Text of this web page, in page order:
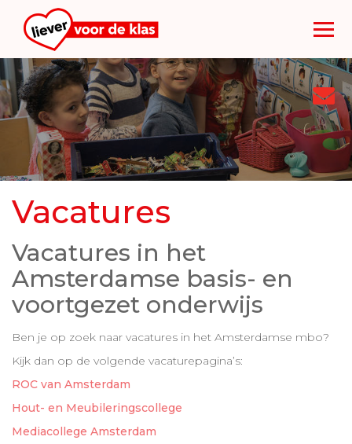
Vacatures
Vacatures in het
Amsterdamse basis- en
voortgezet onderwijs
Ben je op zoek naar vacatures in het Amsterdamse mbo?
Kijk dan op de volgende vacaturepagina’s:
ROC van Amsterdam
Hout- en Meubileringscollege
Mediacollege Amsterdam